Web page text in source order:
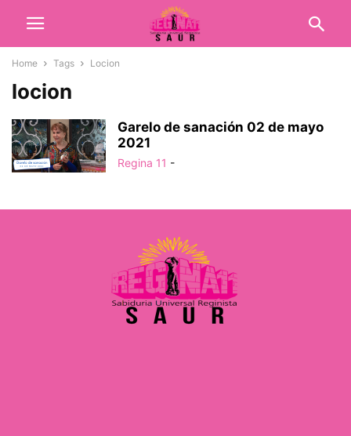
Home Tags Locion
locion
Garelo de sanación 02 de mayo
2021
Regina 11 -